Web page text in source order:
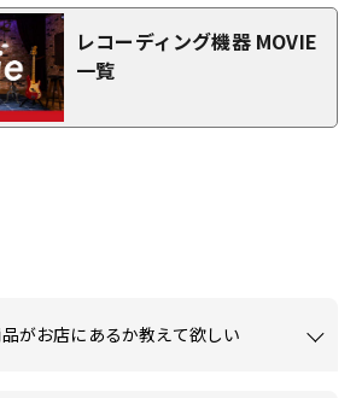
レコーディング機器 MOVIE
一覧
がお店にあるか教えて欲しい